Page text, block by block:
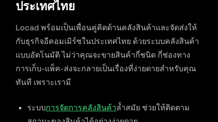
ประเทศไทย
Locad พร้อมเป็นเพื่อนคู่คิดด้านคลังสินค้าและจัดส่งให้
กับธุรกิจอีคอมเมิร์ซในประเทศไทย ด้วยระบบคลังสินค้า
แบบอัตโนมัติ ไม่ว่าคุณจะขายสินค้ากี่ชนิด กี่ช่องทาง
การเก็บ-แพ็ค-ส่งจะกลายเป็นเรื่องที่ง่ายดายสำหรับคุณ
ทันที เพราะเรามี
ระบบการจัดการคลังสินค้าล้ำสมัย ช่วยให้ติดตาม